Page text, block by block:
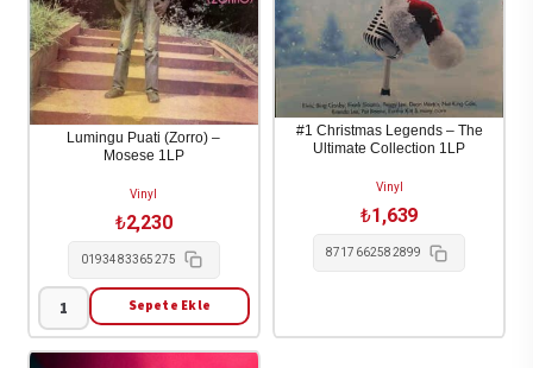
Lumingu Puati (Zorro) –
Mosese 1LP
Vinyl
₺2,230
0193483365275
Lumingu
Puati
Sepete Ekle
#1 Christmas Legends – The
Ultimate Collection 1LP
Vinyl
₺1,639
8717662582899